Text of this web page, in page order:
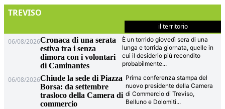
TREVISO
il territorio
06/08/2026Cronaca di una serata
estiva tra i senza
dimora con i volontari
di Caminantes
È un torrido giovedì sera di una
lunga e torrida giornata, quelle in
cui il desiderio più recondito
probabilmente...
06/08/2026Chiude la sede di Piazza
Borsa: da settembre
trasloco della Camera di
commercio
Prima conferenza stampa del
nuovo presidente della Camera
di Commercio di Treviso,
Belluno e Dolomiti...